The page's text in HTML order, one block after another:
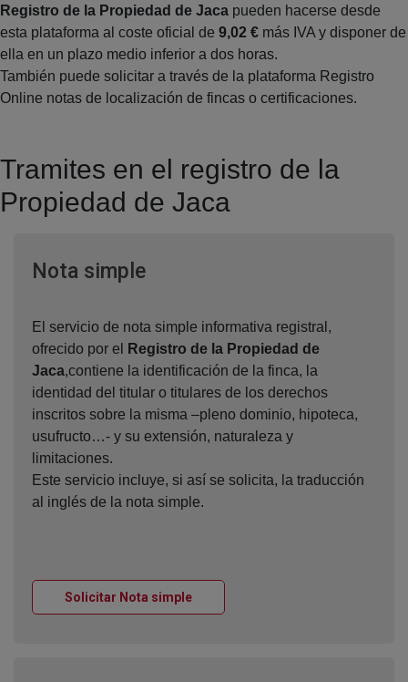
Registro de la Propiedad de Jaca pueden hacerse desde
esta plataforma al coste oficial de 9,02 € más IVA y disponer de
ella en un plazo medio inferior a dos horas.
También puede solicitar a través de la plataforma Registro
Online notas de localización de fincas o certificaciones.
Tramites en el registro de la
Propiedad de Jaca
Nota simpleVentana nueva
El servicio de nota simple informativa registral,
ofrecido por el
Registro de la Propiedad de
Jaca,contiene la identificación de la finca, la
identidad del titular o titulares de los derechos
inscritos sobre la misma –pleno dominio, hipoteca,
usufructo…- y su extensión, naturaleza y
limitaciones.
Este servicio incluye, si así se solicita, la traducción
al inglés de la nota simple.
Solicitar Nota simpleVentana nueva